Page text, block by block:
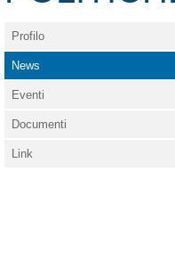
Profilo
News
Eventi
Documenti
Link